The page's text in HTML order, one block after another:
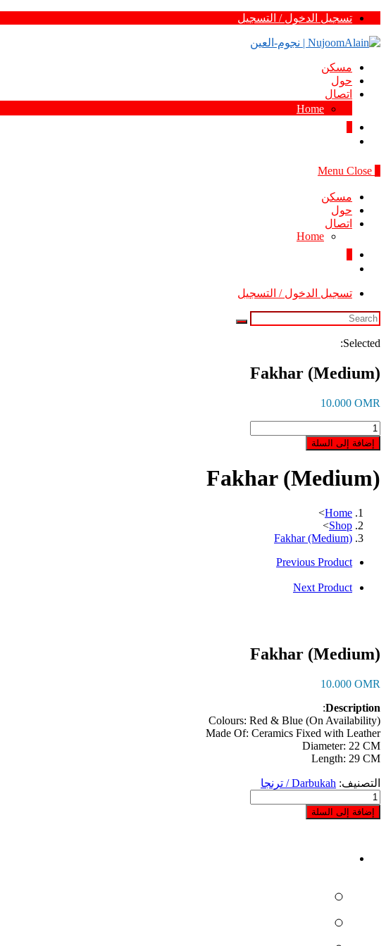
Skip
content
تسجيل الدخول / التسجيل
مسكن
حول
اتصال
Home
Menu Close
مسكن
حول
اتصال
Home
تسجيل الدخول / التسجيل
Selected:
Fakhar (Medium)
10.000 OMR
كمية
Fakhar
(Medium)
إضافة إلى السلة
Fakhar (Medium)
Home
>
Shop
>
Fakhar (Medium)
Previous Product
Next Product
Fakhar (Medium)
10.000 OMR
Description
:
Colours: Red & Blue (On Availability)
Made Of: Ceramics Fixed with Leather
Diameter: 22 CM
Length: 29 CM
التصنيف: Darbukah / ترنجا
كمية
Fakhar
(Medium)
إضافة إلى السلة